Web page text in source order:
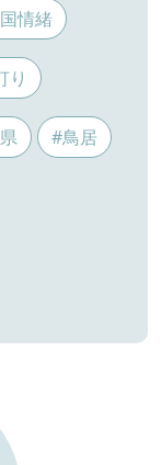
情緒
り
#鳥居